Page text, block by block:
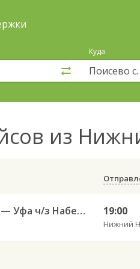
Куда
из
Нижний Новгород — Уфа ч/з Набережные Челны 966 19:00